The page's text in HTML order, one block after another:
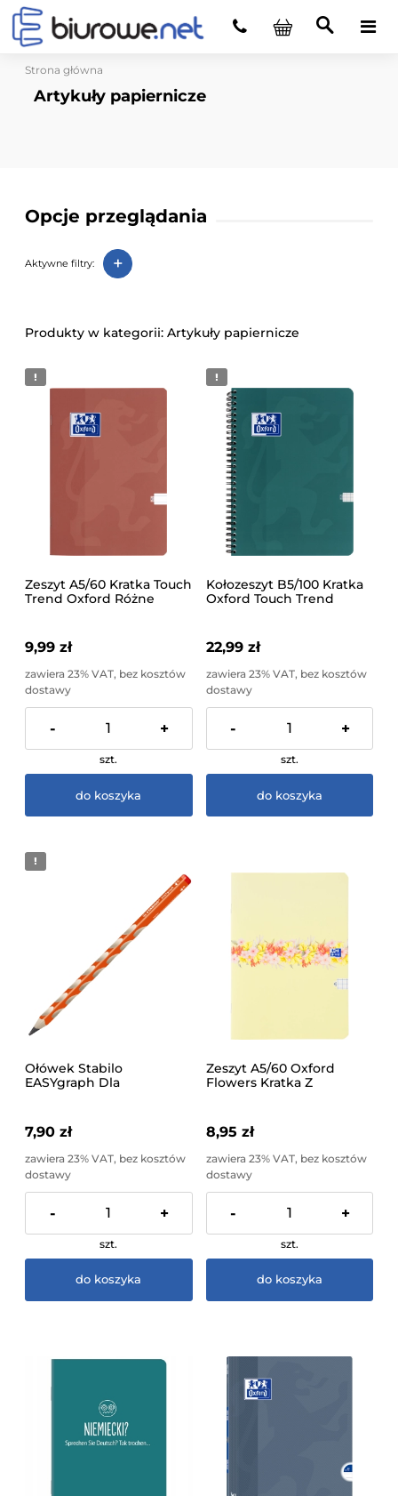
Strona główna
Artykuły papiernicze
Opcje przeglądania
Aktywne filtry: +
Artykuły papiernicze
Zeszyt A5/60 Kratka Touch
Trend Oxford Różne
9,99 zł
zawiera 23% VAT, bez kosztów
dostawy
- +
szt.
do koszyka
Kołozeszyt B5/100 Kratka
Oxford Touch Trend
22,99 zł
zawiera 23% VAT, bez kosztów
dostawy
- +
szt.
do koszyka
Ołówek Stabilo
EASYgraph Dla
Blistrze
7,90 zł
zawiera 23% VAT, bez kosztów
dostawy
- +
szt.
do koszyka
Zeszyt A5/60 Oxford
Flowers Kratka Z
8,95 zł
zawiera 23% VAT, bez kosztów
dostawy
- +
szt.
do koszyka